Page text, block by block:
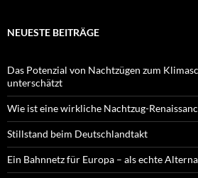
NEUESTE BEITRÄGE
Das Potenzial von Nachtzügen zum
unterschätzt
Wie ist eine wirkliche Nachtzug-
Stillstand beim Deutschlandtakt
Ein Bahnnetz für Europa – als echte